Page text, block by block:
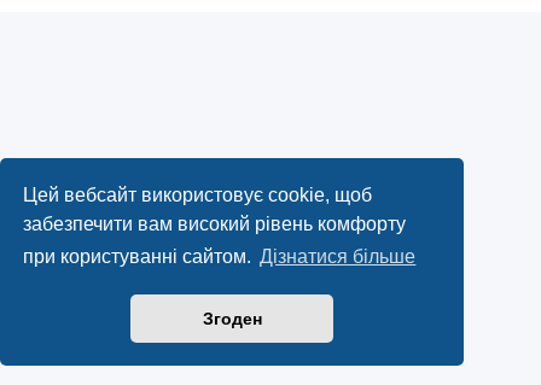
Цей вебсайт використовує cookie, щоб
забезпечити вам високий рівень комфорту
при користуванні сайтом. Дізнатися більше
Згоден